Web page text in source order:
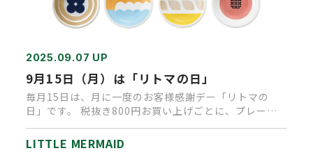
2025.09.07 UP
9月15日（月）は「リトマの日」
毎月15日は、月に一度のお客様感謝デー「リトマの
日」です。 税抜き800円お買い上げごとに、プレート
皿かトマトクリームス…
LITTLE MERMAID